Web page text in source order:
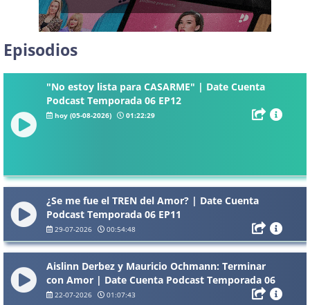
Episodios
"No estoy lista para CASARME" | Date Cuenta
Podcast Temporada 06 EP12
hoy (05-08-2026) 01:22:29
¿Se me fue el TREN del Amor? | Date Cuenta
Podcast Temporada 06 EP11
29-07-2026 00:54:48
Aislinn Derbez y Mauricio Ochmann: Terminar
con Amor | Date Cuenta Podcast Temporada 06
EP10
22-07-2026 01:07:43